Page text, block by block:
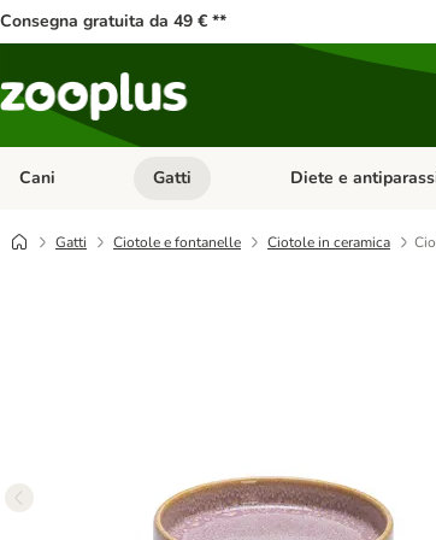
Consegna gratuita da 49 € **
Cani Apri Menu Categoria: Cani
Gatti Apri Menu Categoria:
Diete e
Gatti Ciotole e fontanelle Ciotole in ceramica